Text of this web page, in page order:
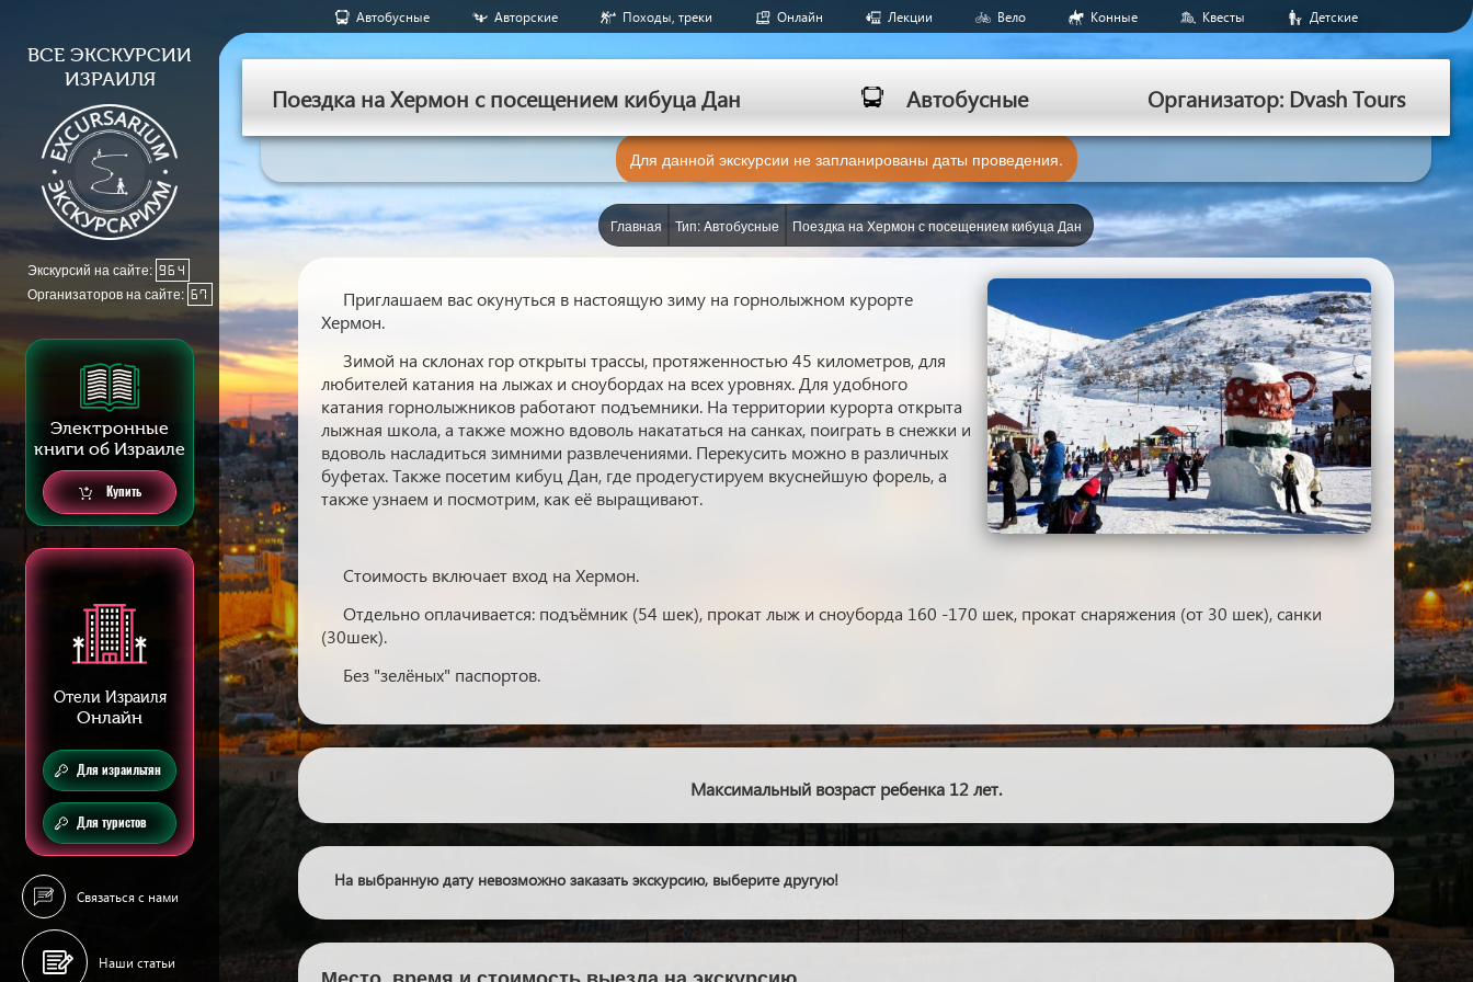
Aвтобусные Авторские Походы, треки Онлайн Лекции Вело Конные Квесты Детские
ВСЕ ЭКСКУРСИИ
ИЗРАИЛЯ
Экскурсий на сайте: 964
Организаторов на сайте: 67
Электронные
книги об Израиле
Купить
Отели Израиля
Онлайн
Для израильтян
Для туристов
Связаться с нами
Наши статьи
Поездка на Хермон с посещением кибуца Дан Aвтобусные Организатор: Dvash Tours
Для данной экскурсии не запланированы даты проведения.
Главная Тип: Aвтобусные Поездка на Хермон с посещением кибуца Дан
Приглашаем вас окунуться в настоящую зиму на горнолыжном курорте
Хермон.
Зимой на склонах гор открыты трассы, протяженностью 45 километров, для
любителей катания на лыжах и сноубордах на всех уровнях. Для удобного
катания горнолыжников работают подъемники. На территории курорта открыта
лыжная школа, а также можно вдоволь накататься на санках, поиграть в снежки и
вдоволь насладиться зимними развлечениями. Перекусить можно в различных
буфетах. Также посетим кибуц Дан, где продегустируем вкуснейшую форель, а
также узнаем и посмотрим, как её выращивают.
Стоимость включает вход на Хермон.
Отдельно оплачивается: подъёмник (54 шек), прокат лыж и сноуборда 160 -170 шек, прокат снаряжения (от 30 шек), санки
(30шек).
Без "зелёных" паспортов.
Максимальный возраст ребенка 12 лет.
На выбранную дату невозможно заказать экскурсию, выберите другую!